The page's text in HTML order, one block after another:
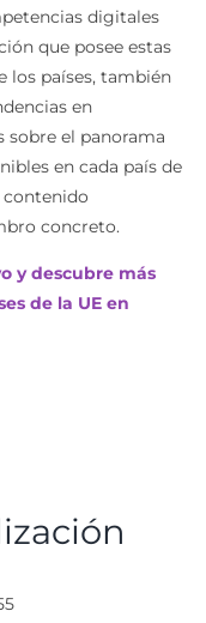
digitales
que posee estas
los países, también
en
sobre el panorama
en cada país de
contenido
concreto.
y descubre más
de la UE en